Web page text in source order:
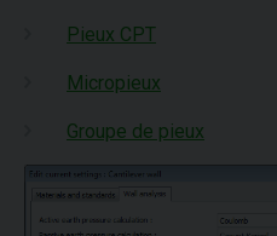
Pieux CPT
Micropieux
Groupe de pieux